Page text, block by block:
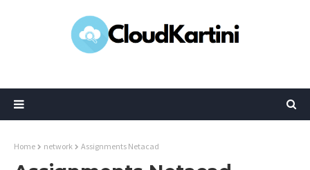
Home network Assignments Netacad